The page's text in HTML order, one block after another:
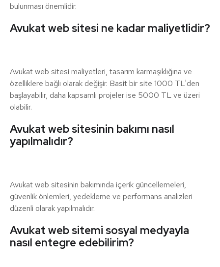
bulunması önemlidir.
Avukat web sitesi ne kadar maliyetlidir?
Avukat web sitesi maliyetleri, tasarım karmaşıklığına ve
özelliklere bağlı olarak değişir. Basit bir site 1000 TL'den
başlayabilir, daha kapsamlı projeler ise 5000 TL ve üzeri
olabilir.
Avukat web sitesinin bakımı nasıl
yapılmalıdır?
Avukat web sitesinin bakımında içerik güncellemeleri,
güvenlik önlemleri, yedekleme ve performans analizleri
düzenli olarak yapılmalıdır.
Avukat web sitemi sosyal medyayla
nasıl entegre edebilirim?